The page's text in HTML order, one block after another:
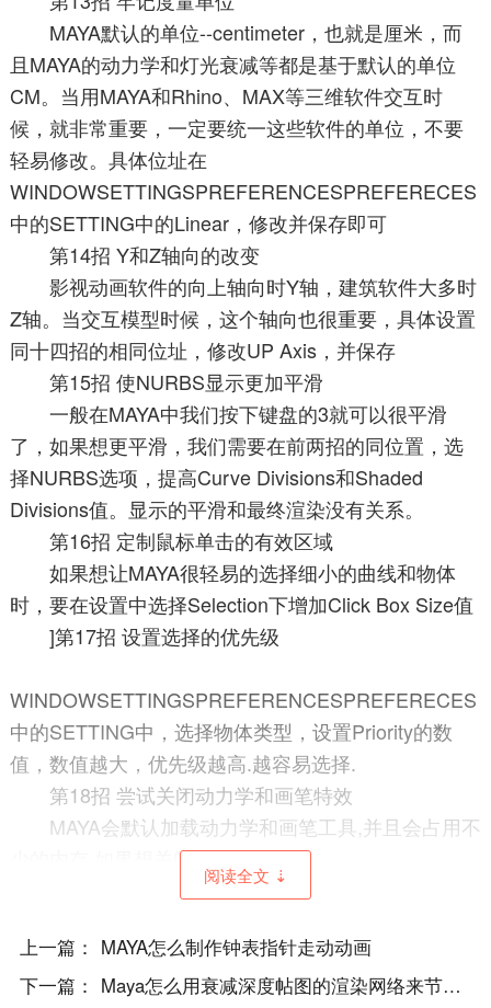
MAYA默认的单位--centimeter，也就是厘米，而
且MAYA的动力学和灯光衰减等都是基于默认的单位
CM。当用MAYA和Rhino、MAX等三维软件交互时
候，就非常重要，一定要统一这些软件的单位，不要
轻易修改。具体位址在
WINDOWSETTINGSPREFERENCESPREFERECES
中的SETTING中的Linear，修改并保存即可
第14招 Y和Z轴向的改变
影视动画软件的向上轴向时Y轴，建筑软件大多时
Z轴。当交互模型时候，这个轴向也很重要，具体设置
同十四招的相同位址，修改UP Axis，并保存
第15招 使NURBS显示更加平滑
一般在MAYA中我们按下键盘的3就可以很平滑
了，如果想更平滑，我们需要在前两招的同位置，选
择NURBS选项，提高Curve Divisions和Shaded
Divisions值。显示的平滑和最终渲染没有关系。
第16招 定制鼠标单击的有效区域
如果想让MAYA很轻易的选择细小的曲线和物体
时，要在设置中选择Selection下增加Click Box Size值
]第17招 设置选择的优先级
WINDOWSETTINGSPREFERENCESPREFERECES
中的SETTING中，选择物体类型，设置Priority的数
值，数值越大，优先级越高.越容易选择.
第18招 尝试关闭动力学和画笔特效
MAYA会默认加载动力学和画笔工具,并且会占用不
少的内存.如果想关闭它,在
WINDOWSETTINGSPREFERENCESPREFERECES
第19招 摆脱成分模式的限制
如果在不选取的情况下,无法显示CV模式,如果想
阅读全文 ⇣
上一篇： MAYA怎么制作钟表指针走动动画
下一篇： Maya怎么用衰减深度帖图的渲染网络来节省渲..